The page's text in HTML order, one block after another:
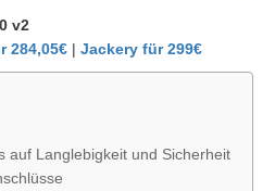
v2
284,05€ | Jackery für 299€
auf Langlebigkeit und Sicherheit